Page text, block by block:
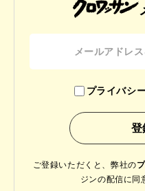
プライバシ
ご登録いただくと、弊社の
ジンの配信に同